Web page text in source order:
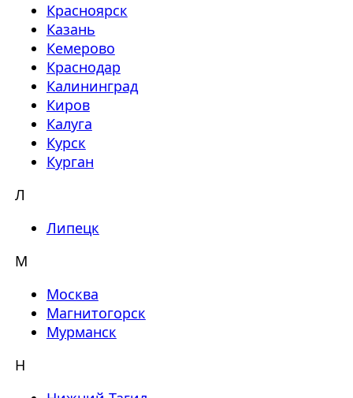
Красноярск
Казань
Кемерово
Краснодар
Калининград
Киров
Калуга
Курск
Курган
Л
Липецк
М
Москва
Магнитогорск
Мурманск
Н